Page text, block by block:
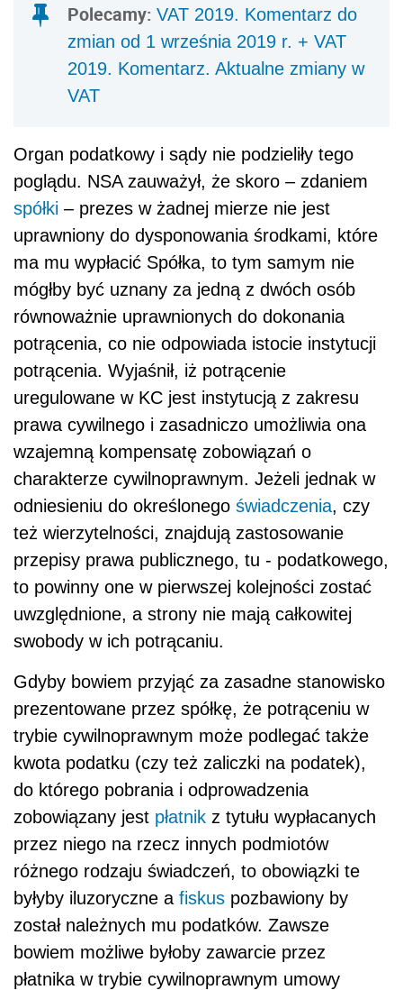
Polecamy: VAT 2019. Komentarz do
zmian od 1 września 2019 r. + VAT
2019. Komentarz. Aktualne zmiany w
VAT
Organ podatkowy i sądy nie podzieliły tego
poglądu. NSA zauważył, że skoro – zdaniem
spółki – prezes w żadnej mierze nie jest
uprawniony do dysponowania środkami, które
ma mu wypłacić Spółka, to tym samym nie
mógłby być uznany za jedną z dwóch osób
równoważnie uprawnionych do dokonania
potrącenia, co nie odpowiada istocie instytucji
potrącenia. Wyjaśnił, iż potrącenie
uregulowane w KC jest instytucją z zakresu
prawa cywilnego i zasadniczo umożliwia ona
wzajemną kompensatę zobowiązań o
charakterze cywilnoprawnym. Jeżeli jednak w
odniesieniu do określonego świadczenia, czy
też wierzytelności, znajdują zastosowanie
przepisy prawa publicznego, tu - podatkowego,
to powinny one w pierwszej kolejności zostać
uwzględnione, a strony nie mają całkowitej
swobody w ich potrącaniu.
Gdyby bowiem przyjąć za zasadne stanowisko
prezentowane przez spółkę, że potrąceniu w
trybie cywilnoprawnym może podlegać także
kwota podatku (czy też zaliczki na podatek),
do którego pobrania i odprowadzenia
zobowiązany jest płatnik z tytułu wypłacanych
przez niego na rzecz innych podmiotów
różnego rodzaju świadczeń, to obowiązki te
byłyby iluzoryczne a fiskus pozbawiony by
został należnych mu podatków. Zawsze
bowiem możliwe byłoby zawarcie przez
płatnika w trybie cywilnoprawnym umowy